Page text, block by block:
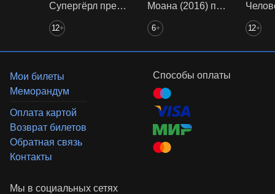
Супергёрл предс. обсл. Снегур
12+
Моана (2016) предс. обсл. Снегур
6+ 12+
Мои билеты
Меморандум
Оплата картой
Возврат билетов
Обратная связь
Контакты
Способы оплаты